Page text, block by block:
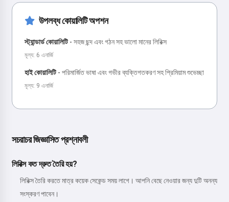
উপলব্ধ কোয়ালিটি অপশন
স্ট্যান্ডার্ড কোয়ালিটি- সহজ ছন্দ এবং গঠন সহ ভালো মানের লিরিক্স
মূল্য: 6 এনার্জি
হাই কোয়ালিটি- পরিমার্জিত ভাষা এবং গভীর ব্যক্তিগতকরণ সহ প্রিমিয়াম শুভেচ্ছা
মূল্য: 9 এনার্জি
সচরাচর জিজ্ঞাসিত প্রশ্নাবলী
লিরিক্স কত দ্রুত তৈরি হয়?
লিরিক্স তৈরি করতে মাত্র কয়েক সেকেন্ড সময় লাগে। আপনি বেছে নেওয়ার জন্য দুটি অনন্য
সংস্করণ পাবেন।